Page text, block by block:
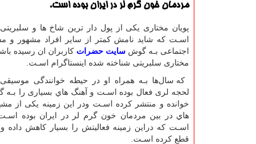
مردمان خون گرم لر در ایران بوده است.
پویان مختاری یکی از پول دار ترین شاخ ها و سلبریتی
اسـت که شاید نامش کمتر از سایر افراد مشهور و
اجتماعی بـه گوشسایت حضرات کاربران ان رسیده
مختاری سلبریتی شناخته شده اینستاگرام اسـت.
که سال‌ها بـه همراه او در حیطه خوانندگی
لحجه لری فعال بوده اسـت و آهنگ هاي‌ بسیاری را
خوانده و منتشر کرده اسـت ودر این زمینه یکی از
هاي‌ در بین مردمان خون گرم لر در ایران بوده
اسـت که دراین زمینه فعالیتش را بسیار کاهش داده و
قطع کرده اسـت.